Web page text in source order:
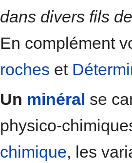
dans divers fils
En complément
roches et
Un minéral se
physico-
chimique, les